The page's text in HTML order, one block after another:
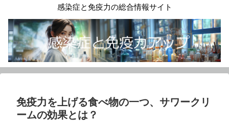
感染症と免疫力の総合情報サイト
免疫力を上げる食べ物の一つ、サワークリ
ームの効果とは？